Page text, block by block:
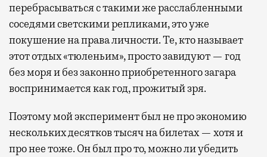
перебрасываться с такими же расслабленными
соседями светскими репликами, это уже
покушение на права личности. Те, кто называет
этот отдых «тюленьим», просто завидуют — год
без моря и без законно приобретенного загара
воспринимается как год, прожитый зря.
Поэтому мой эксперимент был не про экономию
нескольких десятков тысяч на билетах — хотя и
про нее тоже. Он был про то, можно ли убедить